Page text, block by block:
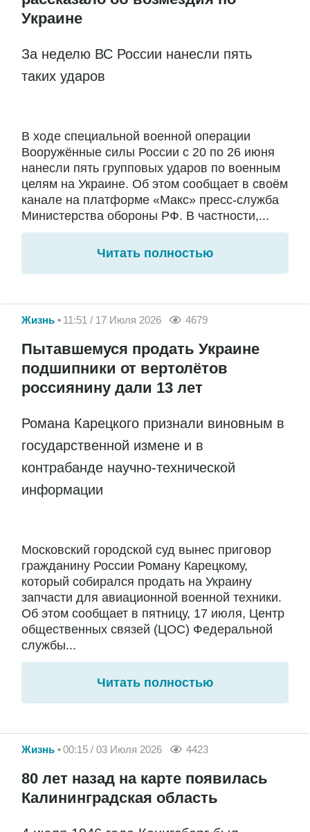
Украине
За неделю ВС России нанесли пять
таких ударов
В ходе специальной военной операции
Вооружённые силы России с 20 по 26 июня
нанесли пять групповых ударов по военным
целям на Украине. Об этом сообщает в своём
канале на платформе «Макс» пресс-служба
Министерства обороны РФ. В частности,...
Читать полностью
Жизнь 11:51 / 17 Июля 2026 4679
Пытавшемуся продать Украине
подшипники от вертолётов
россиянину дали 13 лет
Романа Карецкого признали виновным в
государственной измене и в
контрабанде научно-технической
информации
Московский городской суд вынес приговор
гражданину России Роману Карецкому,
который собирался продать на Украину
запчасти для авиационной военной техники.
Об этом сообщает в пятницу, 17 июля, Центр
общественных связей (ЦОС) Федеральной
службы...
Читать полностью
Жизнь 00:15 / 03 Июля 2026 4423
80 лет назад на карте появилась
Калининградская область